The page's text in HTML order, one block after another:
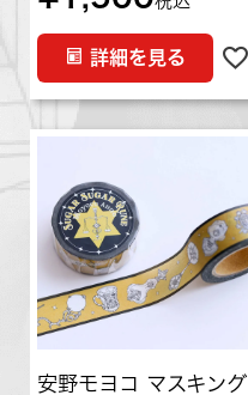
詳細を見る
安野モヨコ マスキング